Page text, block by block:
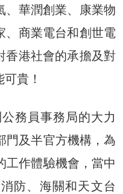
、華潤創業、康業物
、商業電台和創世電
香港社會的承擔及對
貴！
務員事務局的大力
門及半官方機構，為
工作體驗機會，當中
防、海關和天文台